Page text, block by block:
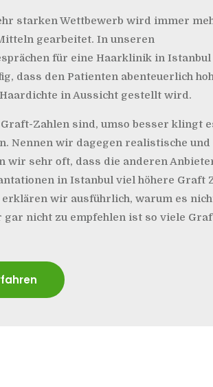
starken Wettbewerb wird immer
gearbeitet. In unseren
für eine Haarklinik in
dass den Patienten abenteuerlich
in Aussicht gestellt wird.
Zahlen sind, umso besser klingt
Nennen wir dagegen realistische
wir sehr oft, dass die anderen
in Istanbul viel höhere Graft
erklären wir ausführlich, warum es
gar nicht zu empfehlen ist so viele